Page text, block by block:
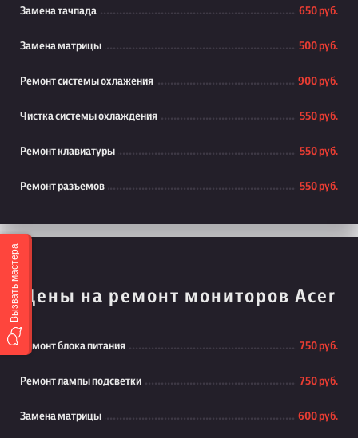
Замена тачпада 650 руб.
Замена матрицы 500 руб.
Ремонт системы охлажения 900 руб.
Чистка системы охлаждения 550 руб.
Ремонт клавиатуры 550 руб.
Ремонт разъемов 550 руб.
Цены на ремонт мониторов Acer
Ремонт блока питания 750 руб.
Ремонт лампы подсветки 750 руб.
Замена матрицы 600 руб.
Вызвать мастера